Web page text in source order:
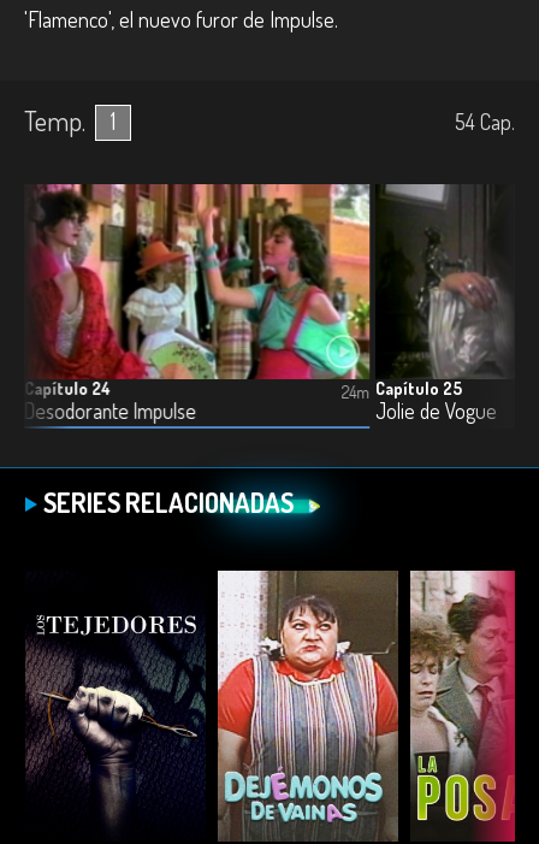
'Flamenco', el nuevo furor de Impulse.
Temp. 1 54Cap.
Capítulo 24
Desodorante Impulse
24m Capítulo 25
Jolie de Vogue
SERIES RELACIONADAS
ESCUCHAR ESCUCHAR